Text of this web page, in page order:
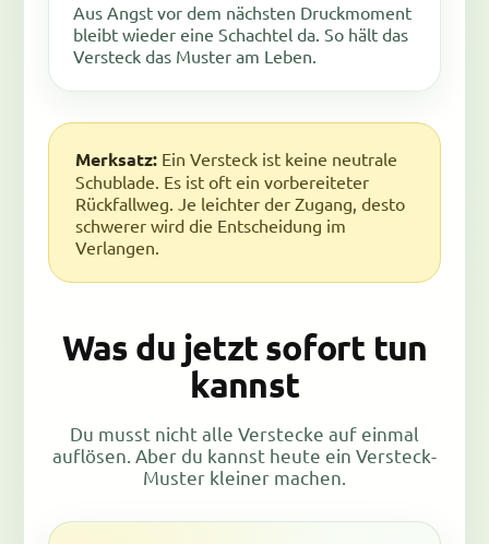
Aus Angst vor dem nächsten Druckmoment
bleibt wieder eine Schachtel da. So hält das
Versteck das Muster am Leben.
Merksatz: Ein Versteck ist keine neutrale
Schublade. Es ist oft ein vorbereiteter
Rückfallweg. Je leichter der Zugang, desto
schwerer wird die Entscheidung im
Verlangen.
Was du jetzt sofort tun
kannst
Du musst nicht alle Verstecke auf einmal
auflösen. Aber du kannst heute ein Versteck-
Muster kleiner machen.